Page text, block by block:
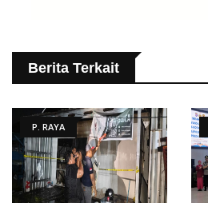
Berita Terkait
P. RAYA